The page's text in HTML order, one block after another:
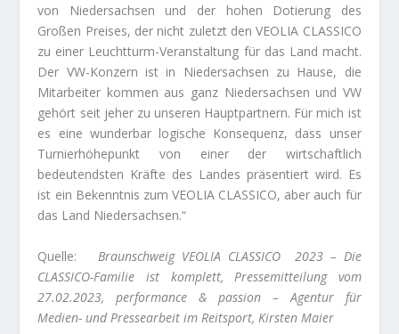
von Niedersachsen und der hohen Dotierung des
Großen Preises, der nicht zuletzt den VEOLIA CLASSICO
zu einer Leuchtturm-Veranstaltung für das Land macht.
Der VW-Konzern ist in Niedersachsen zu Hause, die
Mitarbeiter kommen aus ganz Niedersachsen und VW
gehört seit jeher zu unseren Hauptpartnern. Für mich ist
es eine wunderbar logische Konsequenz, dass unser
Turnierhöhepunkt von einer der wirtschaftlich
bedeutendsten Kräfte des Landes präsentiert wird. Es
ist ein Bekenntnis zum VEOLIA CLASSICO, aber auch für
das Land Niedersachsen.“
Quelle: Braunschweig VEOLIA CLASSICO 2023 – Die
CLASSICO-Familie ist komplett, Pressemitteilung vom
27.02.2023, performance & passion – Agentur für
Medien- und Pressearbeit im Reitsport, Kirsten Maier